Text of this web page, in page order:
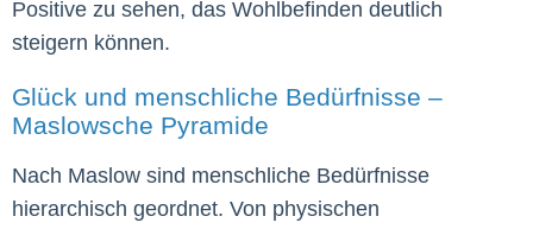
Positive zu sehen, das Wohlbefinden deutlich
steigern können.
Glück und menschliche Bedürfnisse –
Maslowsche Pyramide
Nach Maslow sind menschliche Bedürfnisse
hierarchisch geordnet. Von physischen